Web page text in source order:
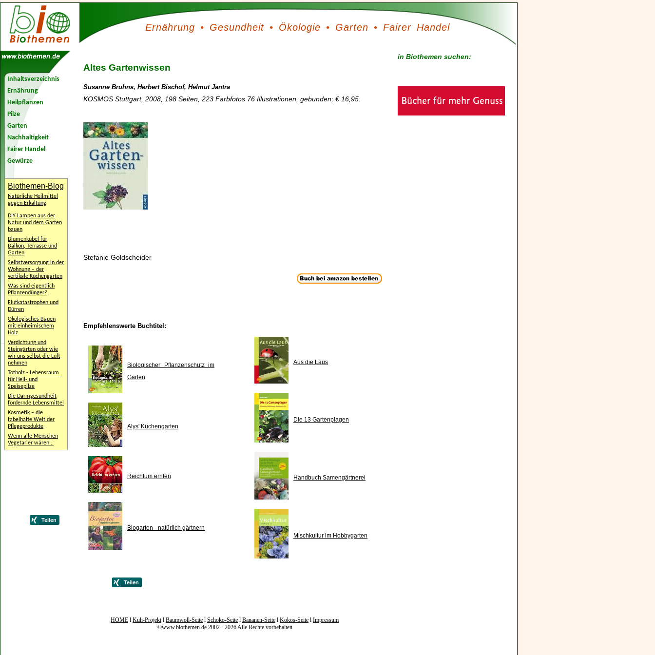
Ernährung • Gesundheit • Ökologie • Garten • Fairer Handel
Inhaltsverzeichnis
Ernährung
Heilpflanzen
Pilze
Garten
Nachhaltigkeit
Fairer Handel
Gewürze
Biothemen-Blog
Natürliche Heilmittel
gegen Erkältung
DIY Lampen aus der
Natur und dem Garten
bauen
Blumenkübel für
Balkon, Terrasse und
Garten
Selbstversorgung in der
Wohnung – der
vertikale Küchengarten
Was sind eigentlich
Pflanzendünger?
Flutkatastrophen und
Dürren
Ökologisches Bauen
mit einheimischem
Holz
Verdichtung und
Steingärten oder wie
wir uns selbst die Luft
nehmen
Totholz - Lebensraum
für Heil- und
Speisepilze
Die Darmgesundheit
fördernde Lebensmittel
Kosmetik – die
fabelhafte Welt der
Pflegeprodukte
Wenn alle Menschen
Vegetarier wären ..
Altes Gartenwissen
Susanne Bruhns, Herbert Bischof, Helmut Jantra
KOSMOS Stuttgart, 2008, 198 Seiten, 223 Farbfotos 76 Illustrationen, gebunden; € 16,95.
Stefanie Goldscheider
Empfehlenswerte Buchtitel:
Biologischer Pflanzenschutz im
Garten
Alys' Küchengarten
Reichtum ernten
Biogarten - natürlich gärtnern
Aus die Laus
Die 13 Gartenplagen
Handbuch Samengärtnerei
Mischkultur im Hobbygarten
in Biothemen suchen:
HOME l Kuh-Projektl Baumwoll-Seite l Schoko-Seite l Bananen-Seite l Kokos-Seite l Impressum
©www.biothemen.de 2002 - 2026 Alle Rechte vorbehalten